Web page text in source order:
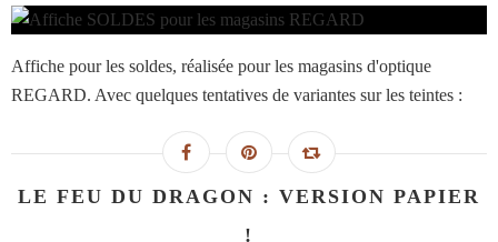
Affiche pour les soldes, réalisée pour les magasins d'optique
REGARD. Avec quelques tentatives de variantes sur les teintes :
LE FEU DU DRAGON : VERSION PAPIER
!